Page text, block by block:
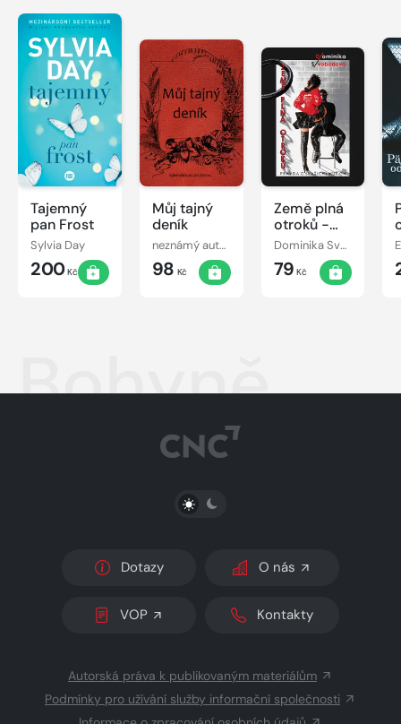
Tajemný
pan Frost
Sylvia Day
200Kč
Můj tajný
deník
neznámý autor
98 Kč
Země plná
otroků -
Pravda o
(vašich)
mužích
Dominika Svobodová
79 Kč
Bohyně
PŘEPNOUT SVĚTLÝ/TMAVÝ REŽIM
Dotazy O nás
VOP Kontakty
Autorská práva k publikovaným materiálům
Podmínky pro užívání služby informační společnosti